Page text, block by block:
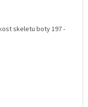
skeletu boty 197 -